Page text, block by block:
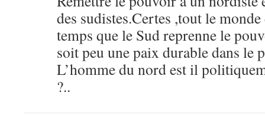
des sudistes.Certes ,tout le
temps que le Sud reprenne le
soit peu une paix durable dans le
L’homme du nord est il
?..